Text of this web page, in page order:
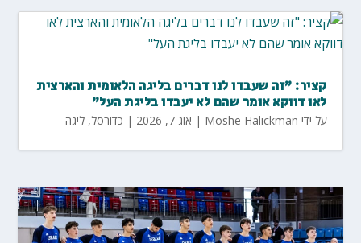
קציר: "זה שעבדו לנו דברים בליגה הלאומית והארצית
לאו דווקא אומר שהם לא יעבדו בליגת העל"
על ידי Moshe Halickman
| אוג 7, 2026 | כדורסל,ליגה